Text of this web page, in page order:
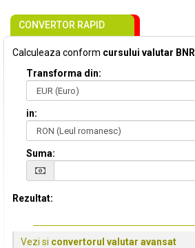
CONVERTOR RAPID
Calculeaza conform cursului valutar BNR
Transforma din:
in:
Suma:
Rezultat:
Vezi si convertorul valutar avansat